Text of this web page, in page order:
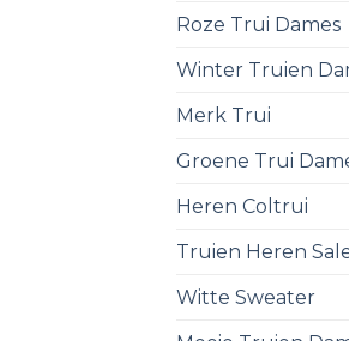
Roze Trui Dames
Winter Truien
Merk Trui
Groene Trui
Heren Coltrui
Truien Heren
Witte Sweater